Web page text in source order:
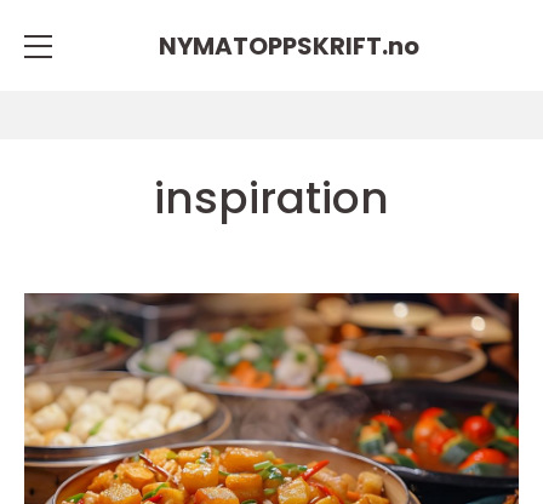
NYMATOPPSKRIFT.no
inspiration